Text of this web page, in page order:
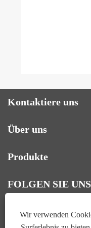
Kontaktiere uns
Über uns
Produkte
FOLGEN SIE UNS
Wir verwenden